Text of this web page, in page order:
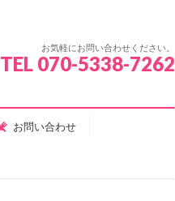
お気軽にお問い合わせください。
TEL 070-5338-7262
お問い合わせ